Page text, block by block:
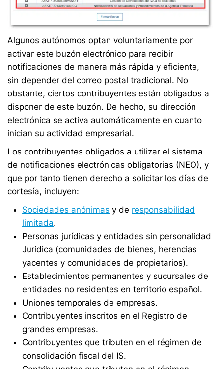
Algunos autónomos optan voluntariamente por
activar este buzón electrónico para recibir
notificaciones de manera más rápida y eficiente,
sin depender del correo postal tradicional. No
obstante, ciertos contribuyentes están obligados a
disponer de este buzón. De hecho, su dirección
electrónica se activa automáticamente en cuanto
inician su actividad empresarial.
Los contribuyentes obligados a utilizar el sistema
de notificaciones electrónicas obligatorias (NEO), y
que por tanto tienen derecho a solicitar los días de
cortesía, incluyen:
Sociedades anónimas y de responsabilidad
limitada.
Personas jurídicas y entidades sin personalidad
Jurídica (comunidades de bienes, herencias
yacentes y comunidades de propietarios).
Establecimientos permanentes y sucursales de
entidades no residentes en territorio español.
Uniones temporales de empresas.
Contribuyentes inscritos en el Registro de
grandes empresas.
Contribuyentes que tributen en el régimen de
consolidación fiscal del IS.